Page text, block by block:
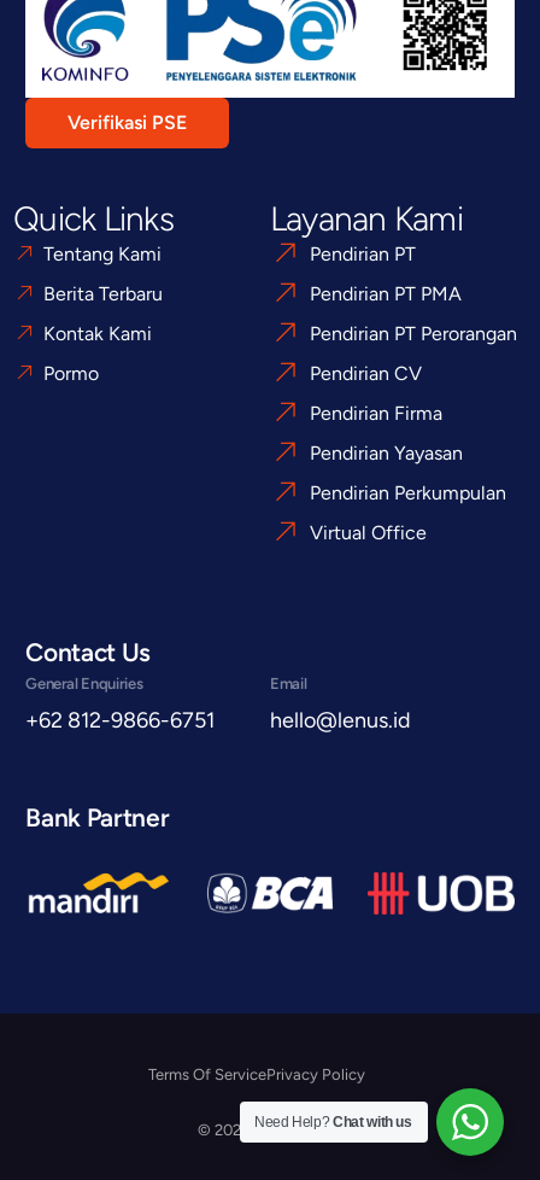
Verifikasi PSE
Quick Links
Tentang Kami
Berita Terbaru
Kontak Kami
Pormo
Layanan Kami
Pendirian PT
Pendirian PT PMA
Pendirian PT Perorangan
Pendirian CV
Pendirian Firma
Pendirian Yayasan
Pendirian Perkumpulan
Virtual Office
Contact Us
General Enquiries
+62 812-9866-6751
Email
hello@lenus.id
Bank Partner
© 2026 Lenus.id
Terms Of ServicePrivacy Policy
Konsultasi Gratis
Need Help?Chat with us